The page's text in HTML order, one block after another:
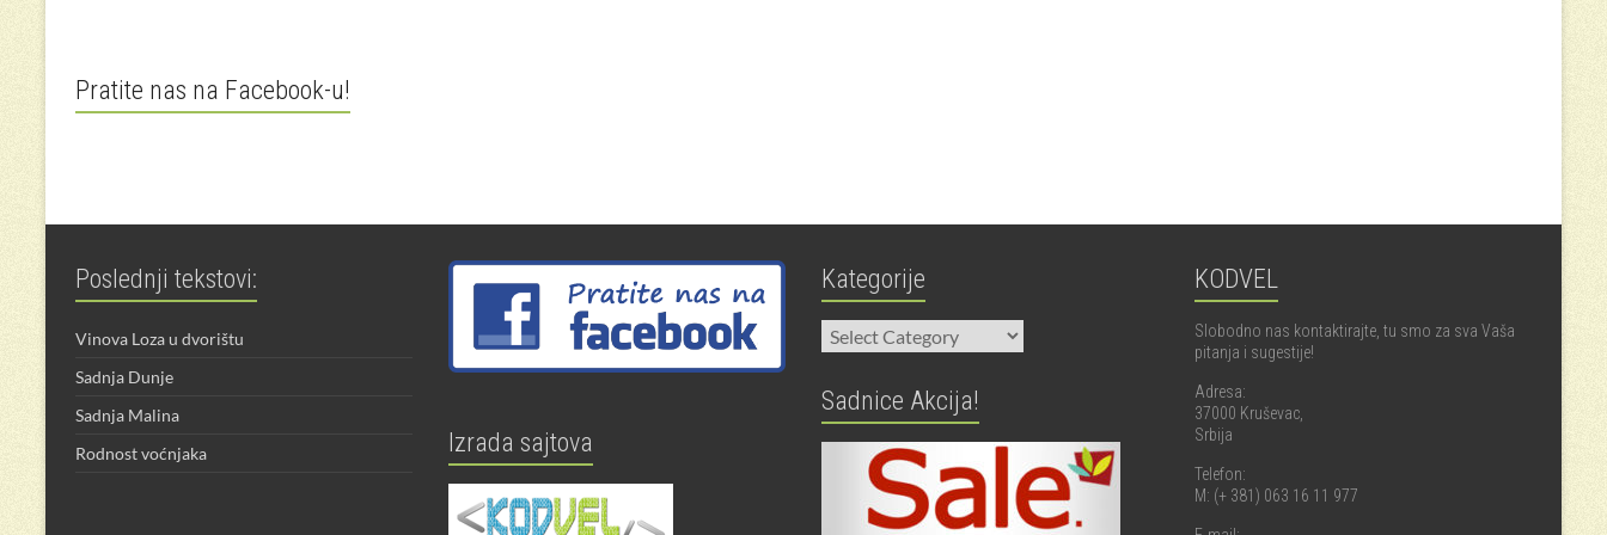
Pratite nas na Facebook-u!
Poslednji tekstovi:
Vinova Loza u dvorištu
Sadnja Dunje
Sadnja Malina
Rodnost voćnjaka
Izrada sajtova
Kategorije
Kategorije
Sadnice Akcija!
KODVEL
Slobodno nas kontaktirajte, tu smo za sva Vaša
pitanja i sugestije!
Adresa:
37000 Kruševac,
Srbija
Telefon:
M: (+ 381) 063 16 11 977